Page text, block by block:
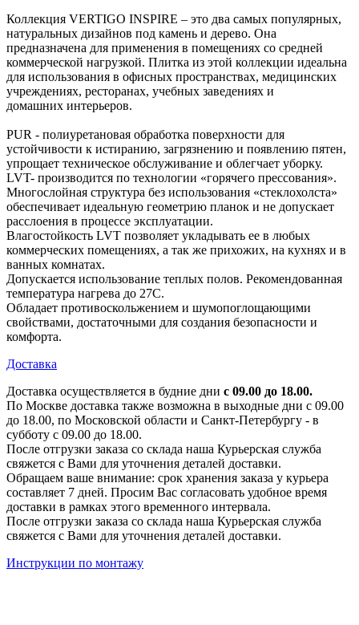
Коллекция VERTIGO INSPIRE – это два самых популярных,
натуральных дизайнов под камень и дерево. Она
предназначена для применения в помещениях со средней
коммерческой нагрузкой. Плитка из этой коллекции идеальна
для использования в офисных пространствах, медицинских
учреждениях, ресторанах, учебных заведениях и
домашних интерьеров.
PUR - полиуретановая обработка поверхности для
устойчивости к истиранию, загрязнению и появлению пятен,
упрощает техническое обслуживание и облегчает уборку.
LVT- производится по технологии «горячего прессования».
Многослойная структура без использования «стеклохолста»
обеспечивает идеальную геометрию планок и не допускает
расслоения в процессе эксплуатации.
Влагостойкость LVT позволяет укладывать ее в любых
коммерческих помещениях, а так же прихожих, на кухнях и в
ванных комнатах.
Допускается использование теплых полов. Рекомендованная
температура нагрева до 27С.
Обладает противоскольжением и шумопоглощающими
свойствами, достаточными для создания безопасности и
комфорта.
Доставка
Доставка осуществляется в будние дни с 09.00 до 18.00.
По Москве доставка также возможна в выходные дни с 09.00
до 18.00, по Московской области и Санкт-Петербургу - в
субботу с 09.00 до 18.00.
После отгрузки заказа со склада наша Курьерская служба
свяжется с Вами для уточнения деталей доставки.
Обращаем ваше внимание: срок хранения заказа у курьера
составляет 7 дней. Просим Вас согласовать удобное время
доставки в рамках этого временного интервала.
После отгрузки заказа со склада наша Курьерская служба
свяжется с Вами для уточнения деталей доставки.
Инструкции по монтажу